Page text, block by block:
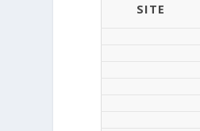
SITE